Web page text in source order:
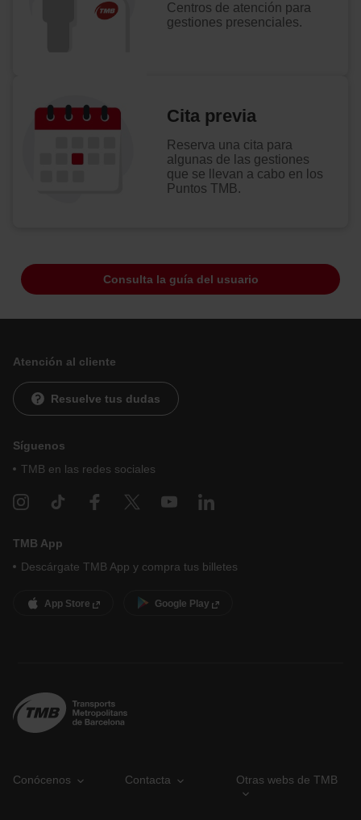
Centros de atención para
gestiones presenciales.
Cita previa
Reserva una cita para
algunas de las gestiones
que se llevan a cabo en los
Puntos TMB.
Consulta la guía del usuario
Atención al cliente
Resuelve tus dudas
Síguenos
TMB en las redes sociales
TMB App
Descárgate TMB App y compra tus billetes
App Store Google Play
Conócenos Contacta Otras webs de TMB